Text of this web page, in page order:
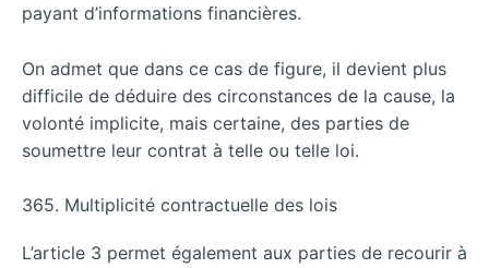
payant d’informations financières.
On admet que dans ce cas de figure, il devient plus
difficile de déduire des circonstances de la cause, la
volonté implicite, mais certaine, des parties de
soumettre leur contrat à telle ou telle loi.
365. Multiplicité contractuelle des lois
L’article 3 permet également aux parties de recourir à